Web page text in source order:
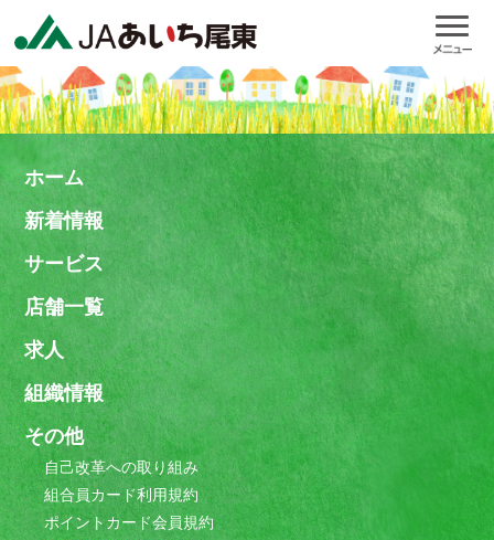
ホーム
新着情報
サービス
店舗一覧
求人
組織情報
その他
自己改革への取り組み
組合員カード利用規約
ポイントカード会員規約